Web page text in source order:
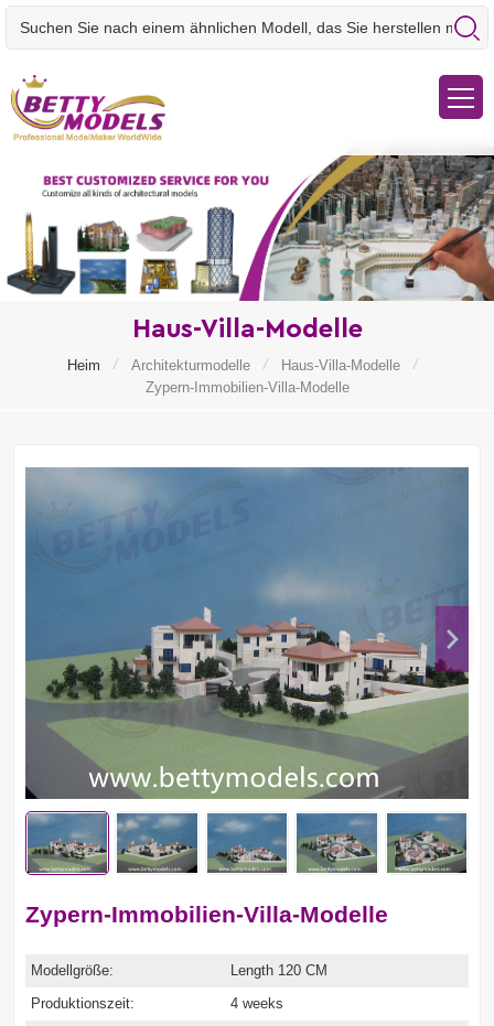
Haus-Villa-Modelle
Heim / Architekturmodelle / Haus-Villa-Modelle
/
Zypern-Immobilien-Villa-Modelle
Zypern-Immobilien-Villa-Modelle
Modellgröße:
Length 120 CM
Produktionszeit:
4 weeks